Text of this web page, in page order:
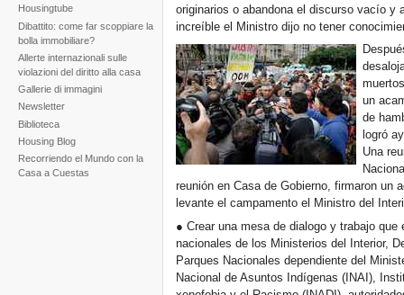
Housingtube
Dibattito: come far scoppiare la
bolla immobiliare?
Allerte internazionali sulle
violazioni del diritto alla casa
Gallerie di immagini
Newsletter
Biblioteca
Housing Blog
Recorriendo el Mundo con la
Casa a Cuestas
originarios o abandona el discurso vacío y
increíble el Ministro dijo no tener
un
de
logró
Una
reunión en Casa de Gobierno, firmaron un
levante el campamento el Ministro del
● Crear una mesa de dialogo y trabajo
nacionales de los Ministerios del Interior,
Parques Nacionales dependiente del
Nacional de Asuntos Indígenas (INAI),